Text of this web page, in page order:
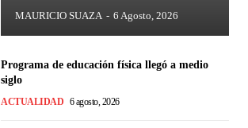
MAURICIO SUAZA - 6 Agosto, 2026
Programa de educación física llegó a medio
siglo
ACTUALIDAD 6 agosto, 2026